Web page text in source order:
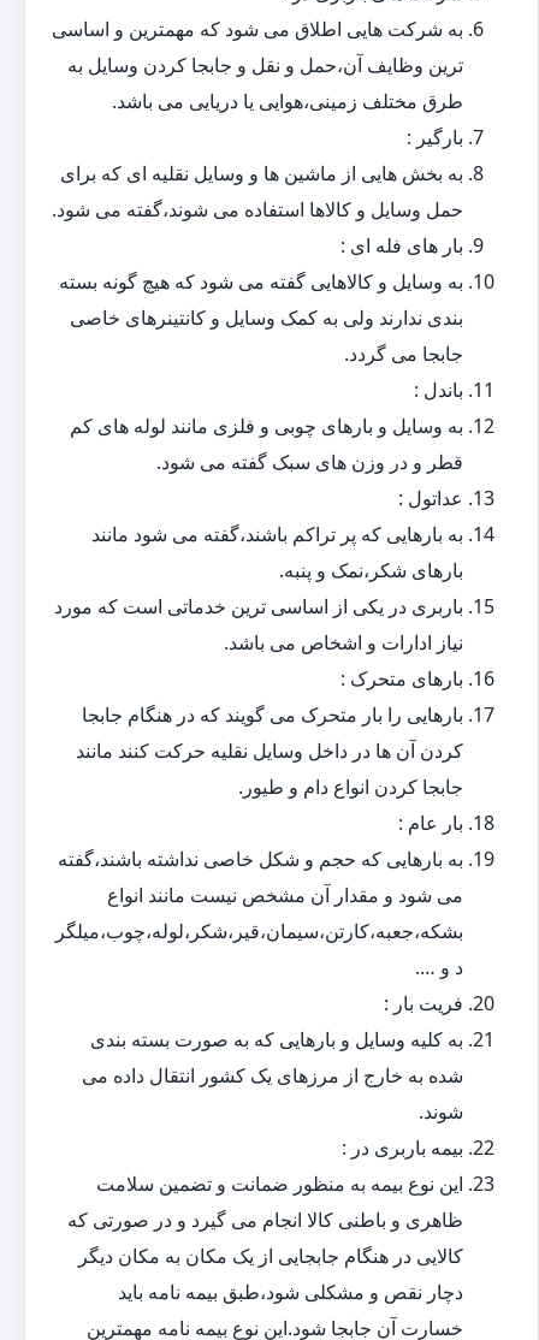
به شرکت هایی اطلاق می شود که مهمترین و اساسی
ترین وظایف آن،حمل و نقل و جابجا کردن وسایل به
طرق مختلف زمینی،هوایی یا دریایی می باشد.
بارگیر :
به بخش هایی از ماشین ها و وسایل نقلیه ای که برای
حمل وسایل و کالاها استفاده می شوند،گفته می شود.
بار های فله ای :
به وسایل و کالاهایی گفته می شود که هیچ گونه بسته
بندی ندارند ولی به کمک وسایل و کانتینرهای خاصی
جابجا می گردد.
باندل :
به وسایل و بارهای چوبی و فلزی مانند لوله های کم
قطر و در وزن های سبک گفته می شود.
عداتول :
به بارهایی که پر تراکم باشند،گفته می شود مانند
بارهای شکر،نمک و پنبه.
باربری در یکی از اساسی ترین خدماتی است که مورد
نیاز ادارات و اشخاص می باشد.
بارهای متحرک :
بارهایی را بار متحرک می گویند که در هنگام جابجا
کردن آن ها در داخل وسایل نقلیه حرکت کنند مانند
جابجا کردن انواع دام و طیور.
بار عام :
به بارهایی که حجم و شکل خاصی نداشته باشند،گفته
می شود و مقدار آن مشخص نیست مانند انواع
بشکه،جعبه،کارتن،سیمان،قیر،شکر،لوله،چوب،میلگر
د و ….
فریت بار :
به کلیه وسایل و بارهایی که به صورت بسته بندی
شده به خارج از مرزهای یک کشور انتقال داده می
شوند.
بیمه باربری در :
این نوع بیمه به منظور ضمانت و تضمین سلامت
ظاهری و باطنی کالا انجام می گیرد و در صورتی که
کالایی در هنگام جابجایی از یک مکان به مکان دیگر
دچار نقص و مشکلی شود،طبق بیمه نامه باید
خسارت آن جابجا شود.این نوع بیمه نامه مهمترین